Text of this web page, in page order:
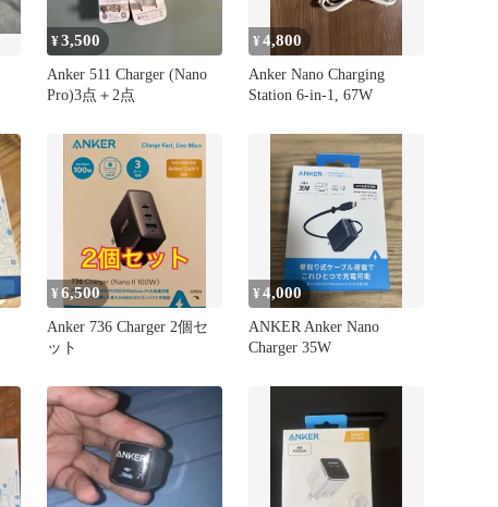
¥3,500
Anker 511 Charger (Nano
Pro)3点＋2点
¥4,800
Anker Nano Charging
Station 6-in-1, 67W
¥6,500
Anker 736 Charger 2個セ
ット
¥4,000
ANKER Anker Nano
Charger 35W